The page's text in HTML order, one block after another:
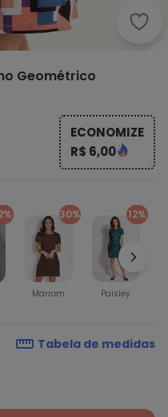
Geométrico
ECONOMIZE
R$ 6,00
30%
Marrom
12%
Paisley
Tabela de medidas